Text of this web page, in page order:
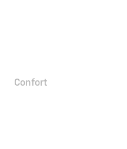
Confort